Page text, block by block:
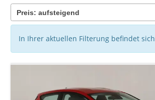
In Ihrer aktuellen Filterung befindet sich